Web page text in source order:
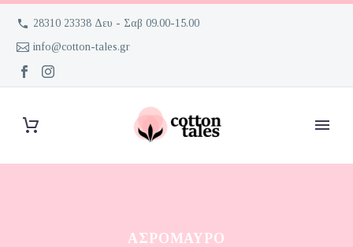
28310 23338 Δευ - Σαβ 09.00-15.00
info@cotton-tales.gr
ΑΣΡΌΜΑΥΡΟ